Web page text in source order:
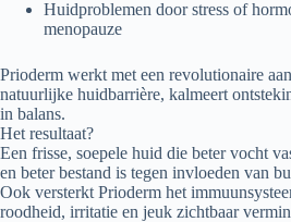
Huidproblemen door stress of
menopauze
Prioderm werkt met een revolutionaire
natuurlijke huidbarrière, kalmeert
in balans.
Het resultaat?
Een frisse, soepele huid die beter vocht
en beter bestand is tegen invloeden van
Ook versterkt Prioderm het
roodheid, irritatie en jeuk zichtbaar